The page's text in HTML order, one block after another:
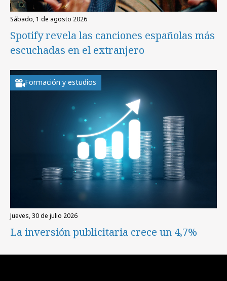
sábado, 1 de agosto 2026
Spotify revela las canciones españolas más
escuchadas en el extranjero
Formación y estudios
jueves, 30 de julio 2026
La inversión publicitaria crece un 4,7%